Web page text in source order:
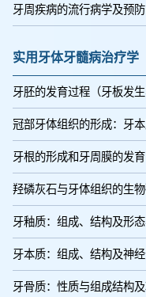
牙周疾病的流行病学及预防
实用牙体牙髓病治疗学
牙胚的发育过程（牙板发生
冠部牙体组织的形成：牙
牙根的形成和牙周膜的发育
羟磷灰石与牙体组织的生
牙釉质：组成、结构及形
牙本质：组成、结构及神
牙骨质：性质与组成结构